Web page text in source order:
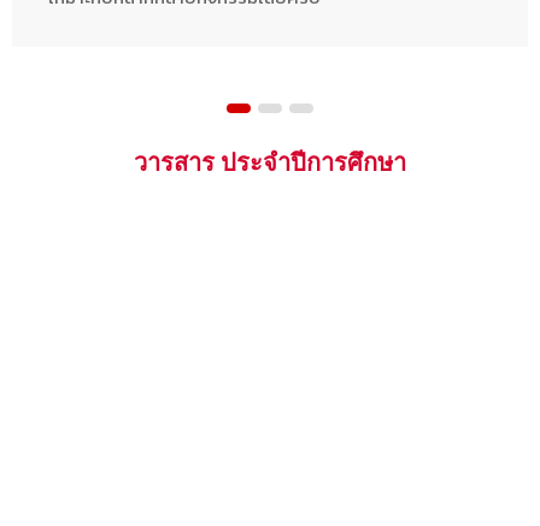
วารสาร ประจำปีการศึกษา